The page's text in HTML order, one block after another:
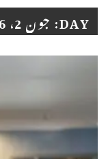
DAY: جون 2، 2026